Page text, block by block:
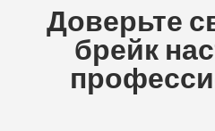
Доверьте
брейк